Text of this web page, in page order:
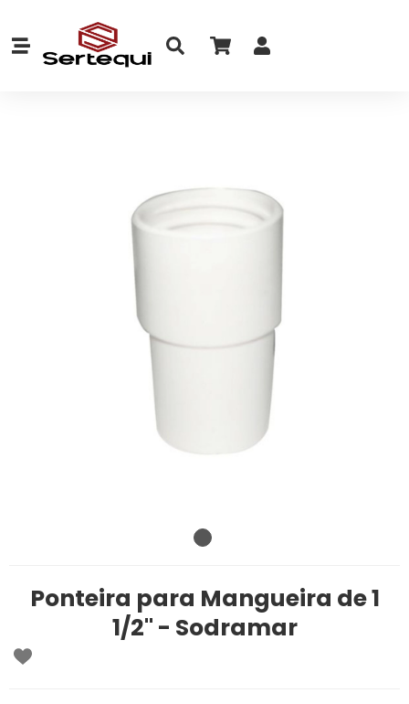
Ponteira para Mangueira de 1
1/2'' - Sodramar